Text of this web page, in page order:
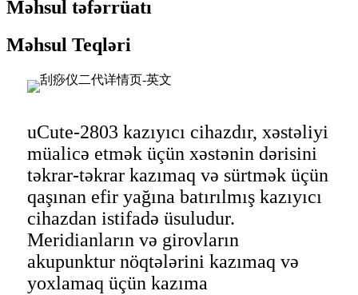
Məhsul təfərrüatı
Məhsul Teqləri
uCute-2803 kazıyıcı cihazdır, xəstəliyi
müalicə etmək üçün xəstənin dərisini
təkrar-təkrar kazımaq və sürtmək üçün
qaşınan efir yağına batırılmış kazıyıcı
cihazdan istifadə üsuludur.
Meridianların və girovların
akupunktur nöqtələrini kazımaq və
yoxlamaq üçün kazıma